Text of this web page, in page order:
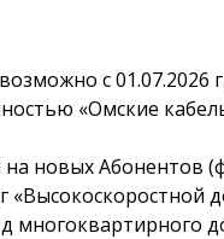
с
«Омские
на новых Абонентов
«Высокоскоростной
многоквартирного